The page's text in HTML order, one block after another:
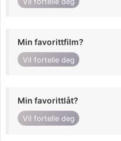
Min favorittfilm?
Vil fortelle deg
Min favorittlåt?
Vil fortelle deg